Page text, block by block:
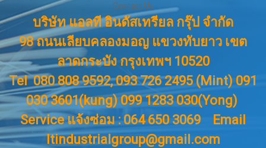
Contact Us
บริษัท แอลที อินดัสเทรียล กรุ๊ป จำกัด
98 ถนนเลียบคลองมอญ แขวงทับยาว เขต
ลาดกระบัง กรุงเทพฯ 10520
Tel 080 808 9592, 093 726 2495 (Mint) 091
030 3601(kung) 099 1283 030(Yong)
Service แจ้งซ่อม : 064 650 3069
Email
ltindustrialgroup@gmail.com